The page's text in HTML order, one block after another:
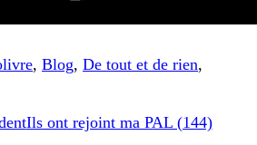
, Blog, De tout et de rien,
Ils ont rejoint ma PAL (144)